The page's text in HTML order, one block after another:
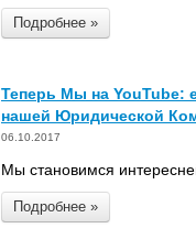
Подробнее »
Теперь Мы на YouTube:
нашей Юридической
06.10.2017
Мы становимся
Подробнее »